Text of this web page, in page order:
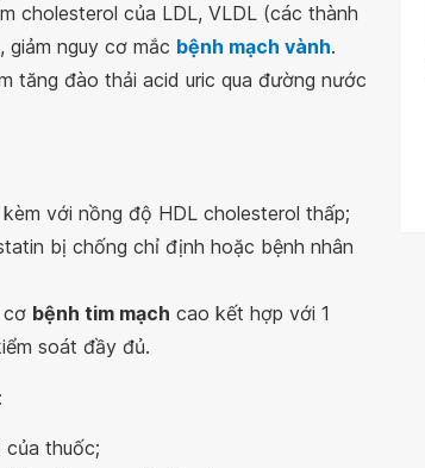
cholesterol của LDL, VLDL (các thành
nguy cơ mắc bệnh mạch vành.
tăng đào thải acid uric qua đường nước
với nồng độ HDL cholesterol thấp;
bị chống chỉ định hoặc bệnh nhân
cơ bệnh tim mạch cao kết hợp với 1
soát đầy đủ.
:
thuốc;